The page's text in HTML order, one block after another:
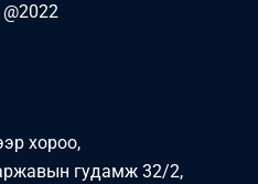
хороо,
гудамж 32/2,